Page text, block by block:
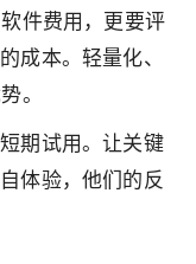
件费用，更要评
成本。轻量化、
。
期试用。让关键
体验，他们的反